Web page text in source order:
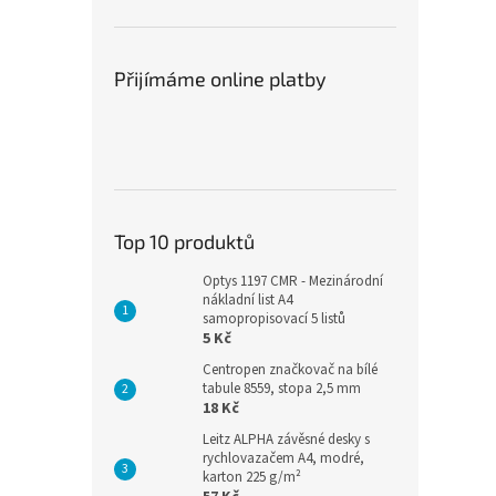
Přijímáme online platby
Top 10 produktů
Optys 1197 CMR - Mezinárodní
nákladní list A4
samopropisovací 5 listů
5 Kč
Centropen značkovač na bílé
tabule 8559, stopa 2,5 mm
18 Kč
Leitz ALPHA závěsné desky s
rychlovazačem A4, modré,
karton 225 g/m²